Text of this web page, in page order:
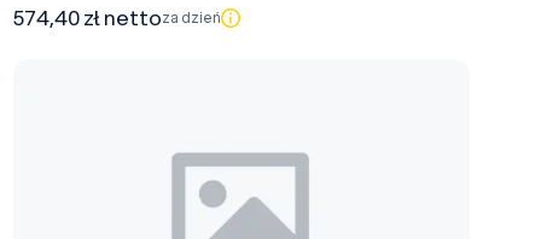
574,40 zł nettoza dzień